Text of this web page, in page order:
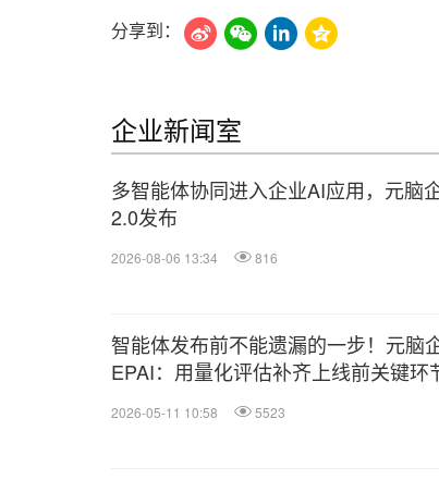
分享到：
企业新闻室
多智能体协同进入企业AI应用，元脑
2.0发布
2026-08-06 13:34 816
智能体发布前不能遗漏的一步！元脑
EPAI：用量化评估补齐上线前关键环
2026-05-11 10:58 5523